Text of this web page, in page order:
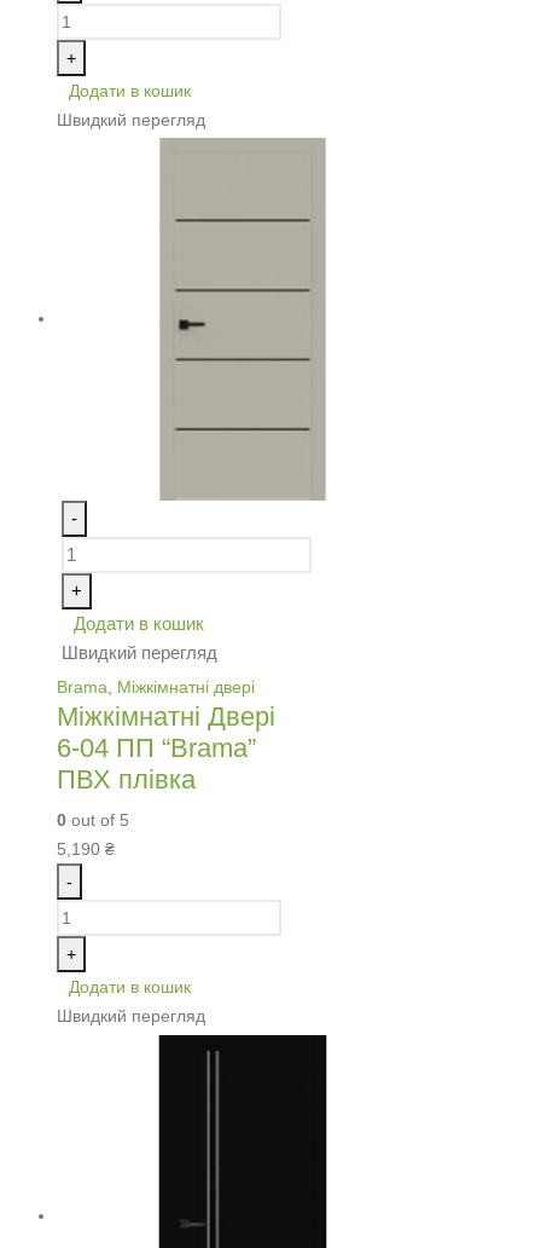
+
Додати в кошик
Швидкий перегляд
-
+
Додати в кошик
Швидкий перегляд
Brama Міжкімнатні двері
Міжкімнатні Двері
6-04 ПП “Brama”
ПВХ плівка
0 out of 5
5,190 ₴
-
+
Додати в кошик
Швидкий перегляд